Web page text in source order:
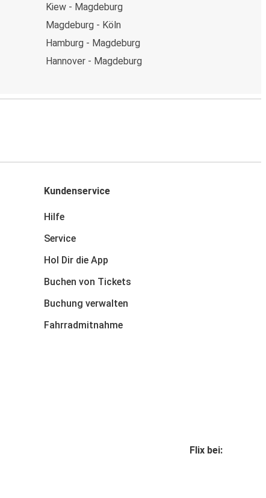
Kiew - Magdeburg
Magdeburg - Köln
Hamburg - Magdeburg
Hannover - Magdeburg
Kundenservice
Hilfe
Service
Hol Dir die App
Buchen von Tickets
Buchung verwalten
Fahrradmitnahme
Flix bei: